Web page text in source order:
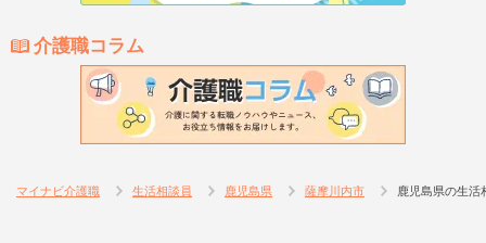
介護職コラム
マイナビ介護職 生活相談員 鹿児島県 薩摩川内市 鹿児島県の生活